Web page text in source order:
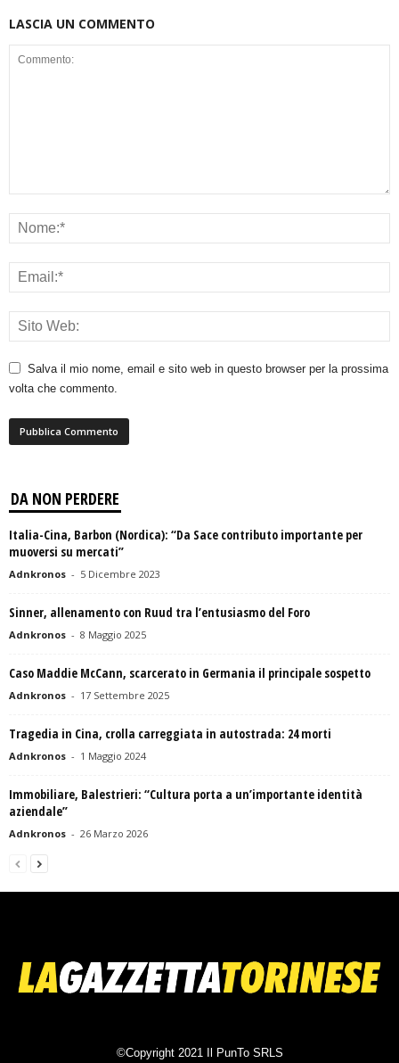
LASCIA UN COMMENTO
Salva il mio nome, email e sito web in questo browser per la prossima
volta che commento.
DA NON PERDERE
Italia-Cina, Barbon (Nordica): “Da Sace contributo importante per
muoversi su mercati”
Adnkronos - 5 Dicembre 2023
Sinner, allenamento con Ruud tra l’entusiasmo del Foro
Adnkronos - 8 Maggio 2025
Caso Maddie McCann, scarcerato in Germania il principale sospetto
Adnkronos - 17 Settembre 2025
Tragedia in Cina, crolla carreggiata in autostrada: 24 morti
Adnkronos - 1 Maggio 2024
Immobiliare, Balestrieri: “Cultura porta a un’importante identità
aziendale”
Adnkronos - 26 Marzo 2026
©Copyright 2021 Il PunTo SRLS